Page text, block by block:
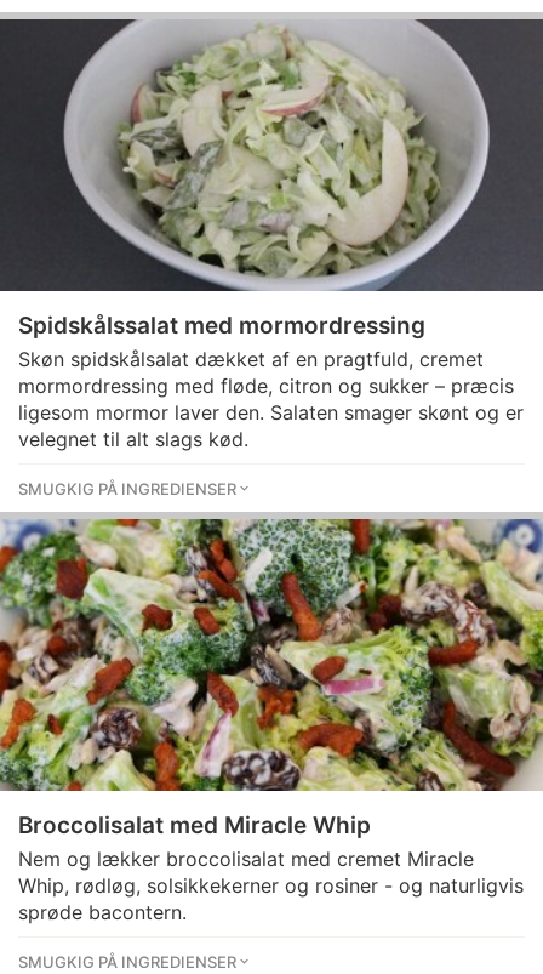
Spidskålssalat med mormordressing
Skøn spidskålsalat dækket af en pragtfuld, cremet
mormordressing med fløde, citron og sukker – præcis
ligesom mormor laver den. Salaten smager skønt og er
velegnet til alt slags kød.
SMUGKIG PÅ INGREDIENSER
Broccolisalat med Miracle Whip
Nem og lækker broccolisalat med cremet Miracle
Whip, rødløg, solsikkekerner og rosiner - og naturligvis
sprøde bacontern.
SMUGKIG PÅ INGREDIENSER